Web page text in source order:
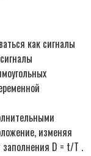
как сигналы
изменяя
D = t/T .